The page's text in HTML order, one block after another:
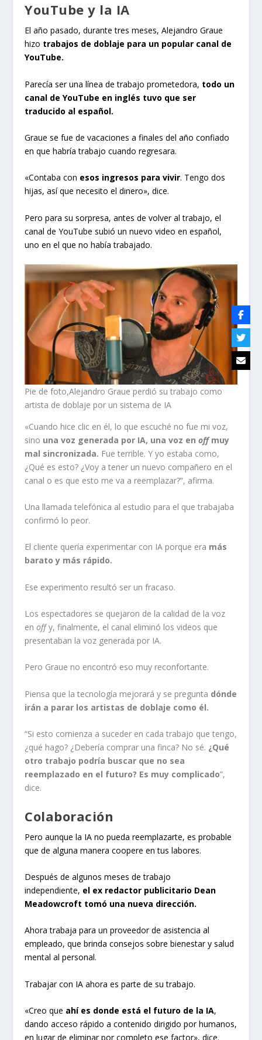
YouTube y la IA
El año pasado, durante tres meses, Alejandro Graue
hizo trabajos de doblaje para un popular canal de
YouTube.
Parecía ser una línea de trabajo prometedora, todo un
canal de YouTube en inglés tuvo que ser
traducido al español.
Graue se fue de vacaciones a finales del año confiado
en que habría trabajo cuando regresara.
«Contaba con esos ingresos para vivir. Tengo dos
hijas, así que necesito el dinero», dice.
Pero para su sorpresa, antes de volver al trabajo, el
canal de YouTube subió un nuevo video en español,
uno en el que no había trabajado.
Pie de foto,Alejandro Graue perdió su trabajo como
artista de doblaje por un sistema de IA
«Cuando hice clic en él, lo que escuché no fue mi voz,
sino una voz generada por IA, una voz enoffmuy
mal sincronizada. Fue terrible. Y yo estaba como,
¿Qué es esto? ¿Voy a tener un nuevo compañero en el
canal o es que esto me va a reemplazar?”, afirma.
Una llamada telefónica al estudio para el que trabajaba
confirmó lo peor.
El cliente quería experimentar con IA porque era más
barato y más rápido.
Ese experimento resultó ser un fracaso.
Los espectadores se quejaron de la calidad de la voz
enoffy, finalmente, el canal eliminó los videos que
presentaban la voz generada por IA.
Pero Graue no encontró eso muy reconfortante.
Piensa que la tecnología mejorará y se pregunta dónde
irán a parar los artistas de doblaje como él.
“Si esto comienza a suceder en cada trabajo que tengo,
¿qué hago? ¿Debería comprar una finca? No sé. ¿Qué
otro trabajo podría buscar que no sea
reemplazado en el futuro? Es muy complicado”,
dice.
Colaboración
Pero aunque la IA no pueda reemplazarte, es probable
que de alguna manera coopere en tus labores.
Después de algunos meses de trabajo
independiente, el ex redactor publicitario Dean
Meadowcroft tomó una nueva dirección.
Ahora trabaja para un proveedor de asistencia al
empleado, que brinda consejos sobre bienestar y salud
mental al personal.
Trabajar con IA ahora es parte de su trabajo.
«Creo que ahí es donde está el futuro de la IA,
dando acceso rápido a contenido dirigido por humanos,
en lugar de eliminar por completo ese factor», dice.